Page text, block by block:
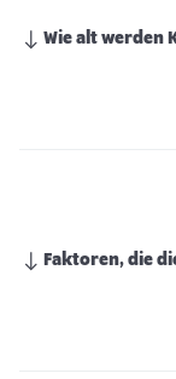
Wie alt werden
Faktoren, die